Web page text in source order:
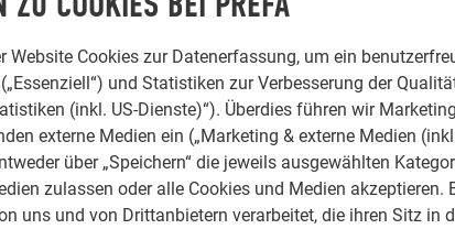
Website Cookies zur Datenerfassung, um ein
und Statistiken zur Verbesserung der
(inkl. US-Dienste)“). Überdies führen wir
externe Medien ein („Marketing & externe Medien
über „Speichern“ die jeweils ausgewählten
zulassen oder alle Cookies und Medien akzeptieren.
uns und von Drittanbietern verarbeitet, die ihren Sitz in